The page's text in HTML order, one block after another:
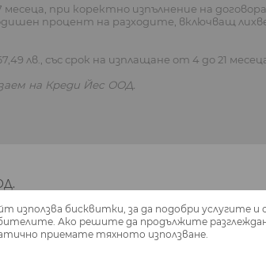
при коректно изпълнение на
процент на разходите, включващ
лв., със срок на изплащане от 4 до 21
на Креди Йес ООД.
вписана към БНБ под
използва бисквитки, за да подобри услугите и
Ако решите да продължите
приемате тяхното използване.